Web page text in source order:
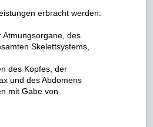
erbracht werden:
Atmungsorgane, des
Skelettsystems,
des Kopfes, der
und des Abdomens
mit Gabe von